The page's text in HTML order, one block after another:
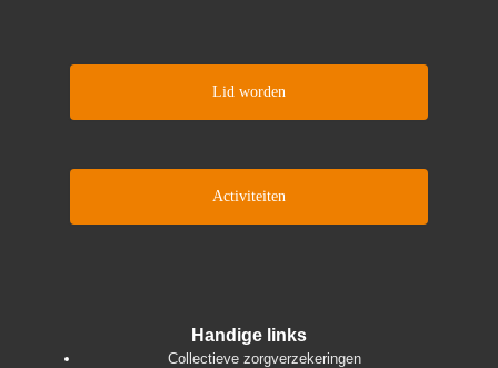
Lid worden
Activiteiten
Handige links
Collectieve zorgverzekeringen